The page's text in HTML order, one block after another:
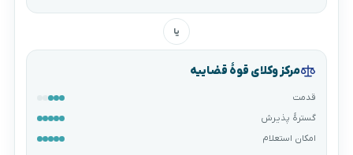
یا
مرکز وکلای قوهٔ قضاییه
قدمت
گسترهٔ پذیرش
امکان استعلام